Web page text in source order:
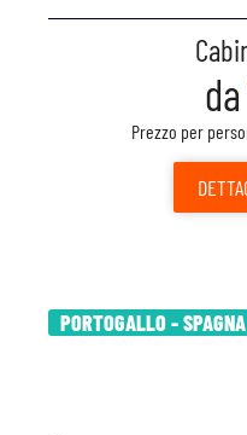
da
Prezzo per
PORTOGALLO - SPAGNA